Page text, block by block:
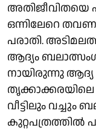
അതിജീവിതയെ
ഒന്നിലേറെ
പരാതി.
ആദ്യം
നായിരുന്നു ആദ്യ
തൃക്കാക്കരയിലെ
വീട്ടിലും
കുറ്റപത്രത്തില്‍